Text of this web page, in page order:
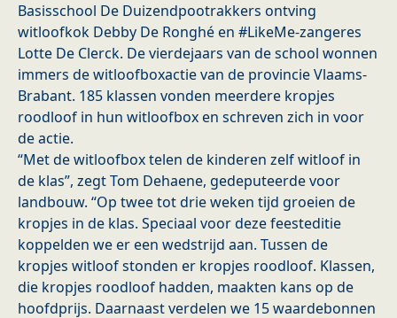
Basisschool De Duizendpootrakkers ontving
witloofkok Debby De Ronghé en #LikeMe-zangeres
Lotte De Clerck. De vierdejaars van de school wonnen
immers de witloofboxactie van de provincie Vlaams-
Brabant. 185 klassen vonden meerdere kropjes
roodloof in hun witloofbox en schreven zich in voor
de actie. ​
​“Met de witloofbox telen de kinderen zelf witloof in
de klas”, zegt Tom Dehaene, gedeputeerde voor
landbouw. “Op twee tot drie weken tijd groeien de
kropjes in de klas. Speciaal voor deze feesteditie
koppelden we er een wedstrijd aan. Tussen de
kropjes witloof stonden er kropjes roodloof. Klassen,
die kropjes roodloof hadden, maakten kans op de
hoofdprijs. Daarnaast verdelen we 15 waardebonnen